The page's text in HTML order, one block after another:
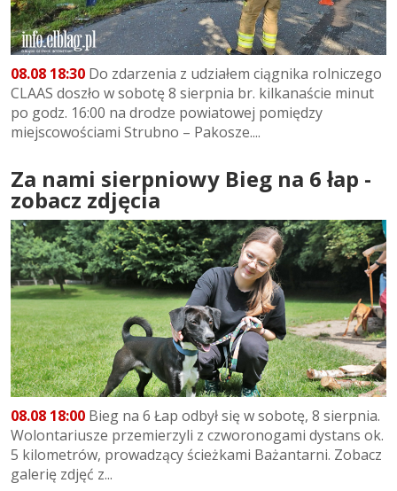
08.08 18:30 Do zdarzenia z udziałem ciągnika rolniczego
CLAAS doszło w sobotę 8 sierpnia br. kilkanaście minut
po godz. 16:00 na drodze powiatowej pomiędzy
miejscowościami Strubno – Pakosze....
Za nami sierpniowy Bieg na 6 łap -
zobacz zdjęcia
08.08 18:00 Bieg na 6 Łap odbył się w sobotę, 8 sierpnia.
Wolontariusze przemierzyli z czworonogami dystans ok.
5 kilometrów, prowadzący ścieżkami Bażantarni. Zobacz
galerię zdjęć z...